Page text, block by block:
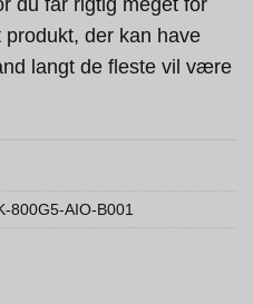
du får rigtig meget for
der kan have
langt de fleste vil være
800G5-AIO-B001